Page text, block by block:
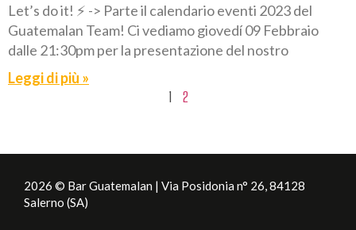
Let’s do it! ⚡️ -> Parte il calendario eventi 2023 del
Guatemalan Team! Ci vediamo giovedí 09 Febbraio
dalle 21:30pm per la presentazione del nostro
Leggi di più »
1
2
2026 © Bar Guatemalan | Via Posidonia n° 26, 84128
Salerno (SA)